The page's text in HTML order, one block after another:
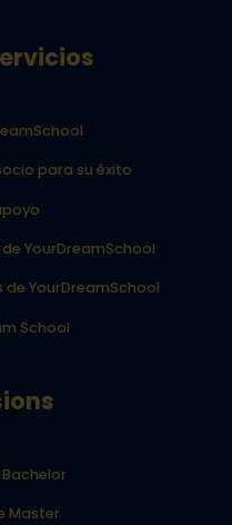
para su éxito
YourDreamSchool
YourDreamSchool
School
Master